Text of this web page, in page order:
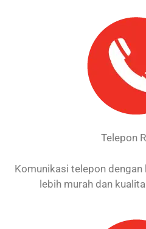
Telepon
Komunikasi telepon
lebih murah dan